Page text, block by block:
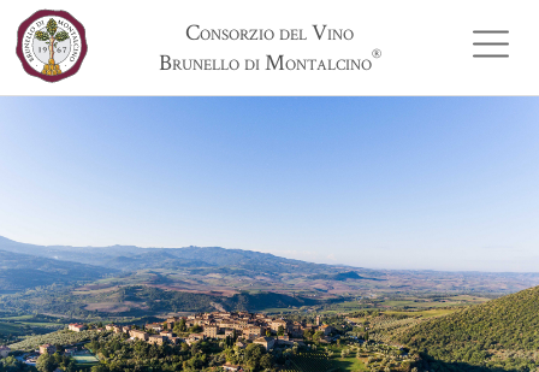
Consorzio del Vino
Brunello di Montalcino®